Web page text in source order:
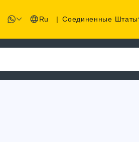
Ru | Соединенные Штаты